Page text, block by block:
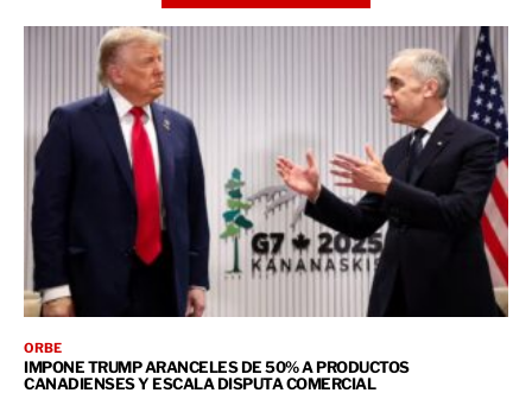
ORBE
IMPONE TRUMP ARANCELES DE 50% A PRODUCTOS
CANADIENSES Y ESCALA DISPUTA COMERCIAL